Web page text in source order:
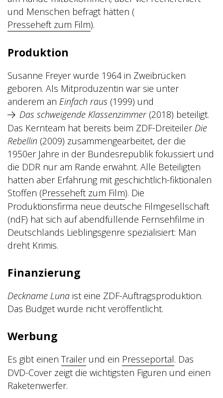
und Menschen befragt hätten (
Presseheft zum Film).
Produktion
Susanne Freyer wurde 1964 in Zweibrücken
geboren. Als Mitproduzentin war sie unter
anderem an Einfach raus (1999) und
Das schweigende Klassenzimmer(2018) beteiligt.
Das Kernteam hat bereits beim ZDF-Dreiteiler Die
Rebellin (2009) zusammengearbeitet, der die
1950er Jahre in der Bundesrepublik fokussiert und
die DDR nur am Rande erwähnt. Alle Beteiligten
hatten aber Erfahrung mit geschichtlich-fiktionalen
Stoffen (Presseheft zum Film). Die
Produktionsfirma neue deutsche Filmgesellschaft
(ndF) hat sich auf abendfüllende Fernsehfilme in
Deutschlands Lieblingsgenre spezialisiert: Man
dreht Krimis.
Finanzierung
Deckname Luna ist eine ZDF-Auftragsproduktion.
Das Budget wurde nicht veröffentlicht.
Werbung
Es gibt einen Trailerund ein Presseportal. Das
DVD-Cover zeigt die wichtigsten Figuren und einen
Raketenwerfer.